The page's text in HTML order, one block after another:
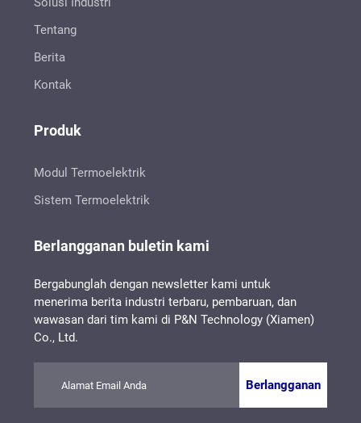
Tentang
Berita
Kontak
Produk
Modul Termoelektrik
Sistem Termoelektrik
Berlangganan buletin kami
Bergabunglah dengan newsletter kami untuk
menerima berita industri terbaru, pembaruan, dan
wawasan dari tim kami di P&N Technology (Xiamen)
Co., Ltd.
Berlangganan